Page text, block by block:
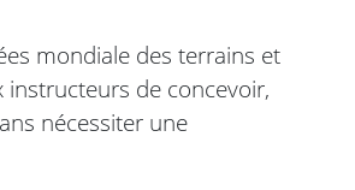
mondiale des terrains et
de concevoir,
nécessiter une